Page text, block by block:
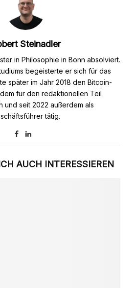
Steinadler
in Philosophie in Bonn absolviert.
begeisterte er sich für das
später im Jahr 2018 den Bitcoin-
für den redaktionellen Teil
und seit 2022 außerdem als
tätig.
AUCH INTERESSIEREN